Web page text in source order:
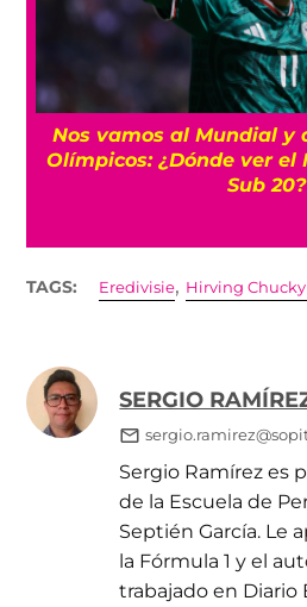
Nos vamos al Mundial y
Olímpicos: ¿Dónde ver el
Sub 20?
TAGS: Eredivisie, Hirving
SERGIO
Sergio Ramírez es
de la Escuela de
Septién García. Le
la Fórmula 1 y el
trabajado en Diario